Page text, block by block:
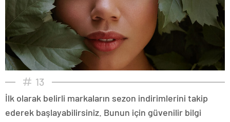
13
İlk olarak belirli markaların sezon indirimlerini takip
ederek başlayabilirsiniz. Bunun için güvenilir bilgi